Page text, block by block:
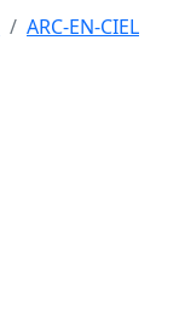
ARC-EN-CIEL